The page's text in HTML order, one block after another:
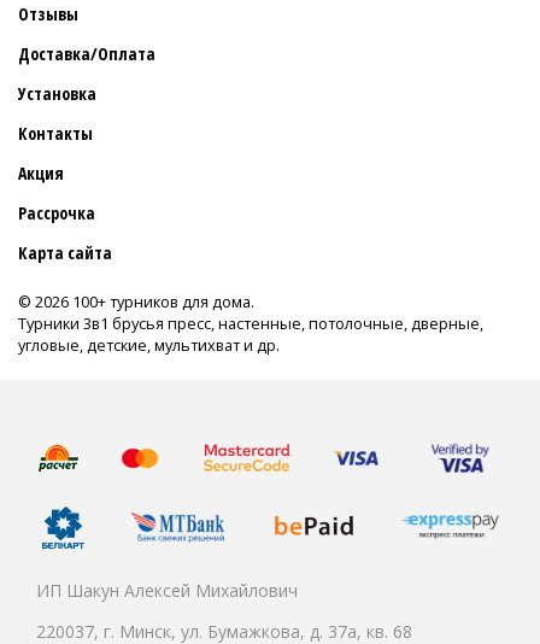
Отзывы
Доставка/Оплата
Установка
Контакты
Акция
Рассрочка
Карта сайта
© 2026 100+ турников для дома.
Турники 3в1 брусья пресс, настенные, потолочные, дверные,
угловые, детские, мультихват и др.
ИП Шакун Алексей Михайлович
220037, г. Минск, ул. Бумажкова, д. 37а, кв. 68